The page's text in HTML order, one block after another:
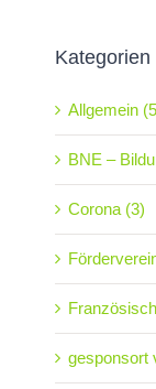
Kategorien
Allgemein
BNE –
Corona (3)
gesponsort